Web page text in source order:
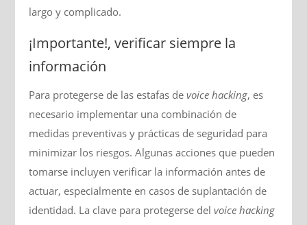
largo y complicado.
¡Importante!, verificar siempre la
información
Para protegerse de las estafas devoice hacking, es
necesario implementar una combinación de
medidas preventivas y prácticas de seguridad para
minimizar los riesgos. Algunas acciones que pueden
tomarse incluyen verificar la información antes de
actuar, especialmente en casos de suplantación de
identidad. La clave para protegerse delvoice hacking